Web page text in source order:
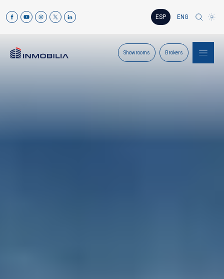
ESP ENG
Showrooms Brokers